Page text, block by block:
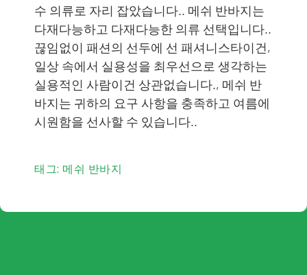
수 의류로 자리 잡았습니다.. 메쉬 반바지는
다재다능하고 다재다능한 의류 선택입니다..
끊임없이 패션의 선두에 선 패셔니스타이건,
일상 속에서 실용성을 최우선으로 생각하는
실용적인 사람이건 상관없습니다., 메쉬 반
바지는 귀하의 요구 사항을 충족하고 여름에
시원함을 선사할 수 있습니다..
태그: 메쉬 반바지